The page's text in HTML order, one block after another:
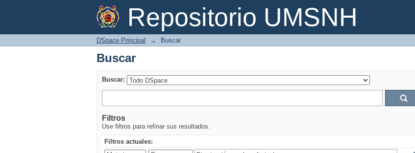
Repositorio UMSNH
Buscar
DSpace Principal → Buscar
Buscar
Buscar:
Filtros
Use filtros para refinar sus resultados.
Filtros actuales: